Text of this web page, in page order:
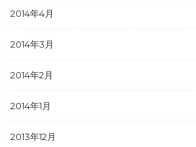
2014年4月
2014年3月
2014年2月
2014年1月
2013年12月